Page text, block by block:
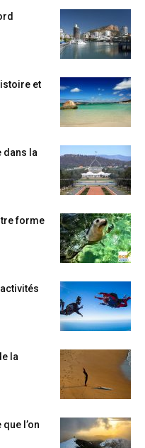
et
dans la
forme
la
l’on